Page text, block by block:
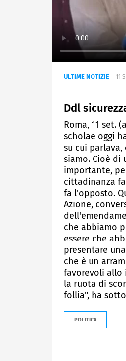
ULTIME NOTIZIE 11
Ddl
Roma, 11 set.
scholae oggi
su cui
siamo. Cioè di
importante,
cittadinanza
fa l'opposto.
Azione,
che abbiamo
essere che
presentare
che è un
favorevoli allo
la ruota di
follia", ha
POLITICA